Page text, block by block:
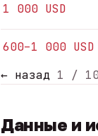
1 000 USD
600–1 000 USD
← назад 1 / 10
Данные и